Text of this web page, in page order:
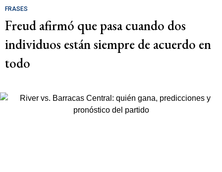
FRASES
Freud afirmó que pasa cuando dos
individuos están siempre de acuerdo en
todo